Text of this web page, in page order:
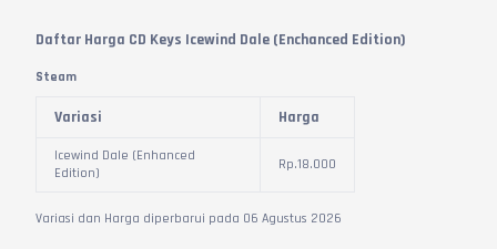
Bayar & Selesai – Klik tombol bayar, lalu selesaikan proses
pembayaran sesuai petunjuk yang muncul di layar perangkat.
Kode Dikirim – Setelah pembayaran berhasil, CD Keys Icewind Dale
status "Sudah Dikirim") maksimal 2 jam, atau instan jika memilih
Aktivasi & Konfirmasi – Segera aktivasi kode di platform yang sesuai
Konfirmasi pesanan setelah kode berhasil digunakan, dan berikan
ulasan untuk membantu sesama gamer menemukan penjual terbaik
Daftar Harga CD Keys Icewind Dale (Enchanced Edition)
Steam
Variasi Harga
Icewind Dale (Enhanced
Edition)
Rp.18.000
Variasi dan Harga diperbarui pada 06 Agustus 2026